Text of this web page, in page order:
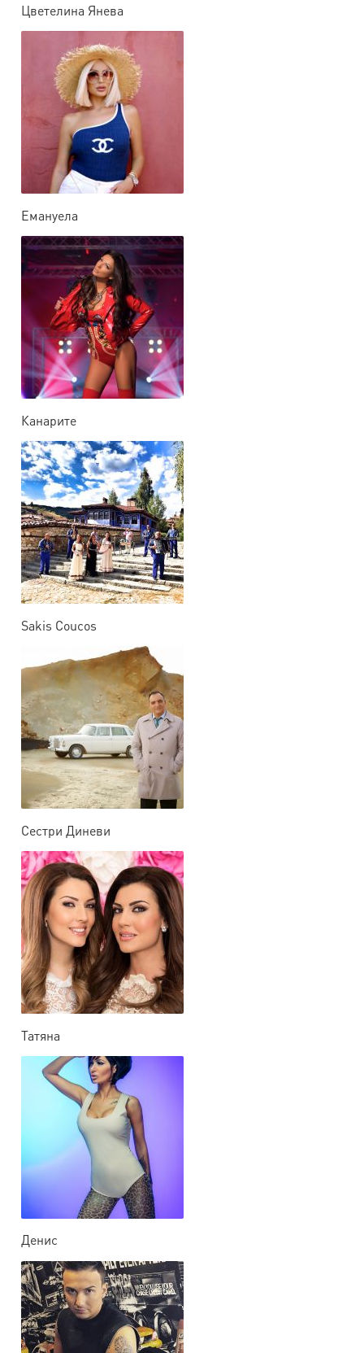
Цветелина Янева
Емануела
Канарите
Sakis Coucos
Сестри Диневи
Татяна
Денис